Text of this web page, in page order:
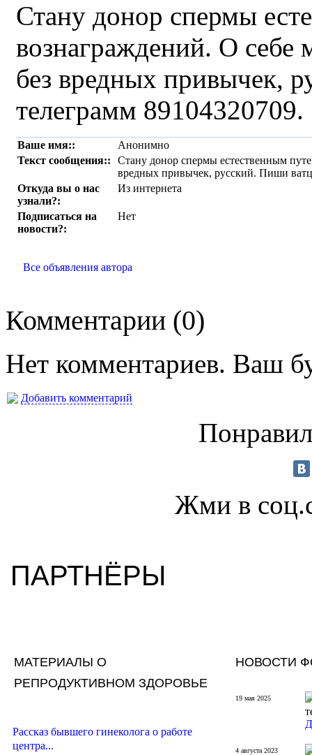
Стану донор спермы
вознаграждений. О себе
без вредных привычек,
телеграмм 89104320709.
Ваше имя::
Анонимно
Текст сообщения::
Стану донор спермы естественным
вредных привычек, русский. Пиши
Откуда вы о нас
узнали?:
Из интернета
Подписаться на
новости?:
Нет
Все объявления автора
Комментарии (0)
Нет комментариев. Ваш
Добавить комментарий
Жми в
ПАРТНЁРЫ
МАТЕРИАЛЫ О
РЕПРОДУКТИВНОМ ЗДОРОВЬЕ
Рассказ бывшего гинеколога о работе
центра...
НОВОСТИ
19 мая 2025
4 августа 2023